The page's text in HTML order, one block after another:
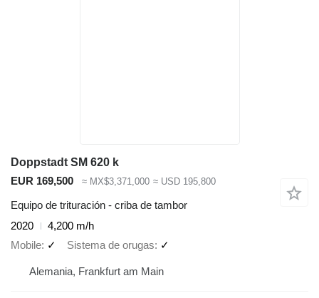
Doppstadt SM 620 k
EUR 169,500
≈ MX$3,371,000 ≈ USD 195,800
Equipo de trituración - criba de tambor
2020
4,200 m/h
Mobile ✓ Sistema de orugas ✓
Alemania, Frankfurt am Main